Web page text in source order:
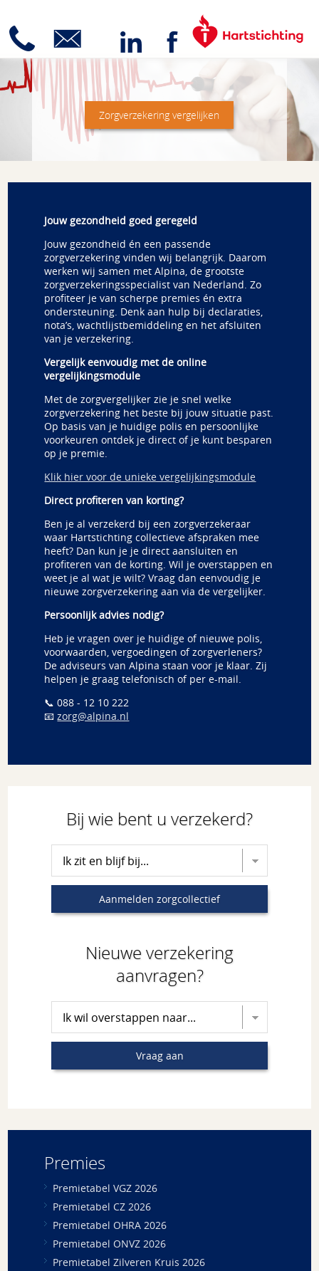
Zorgverzekering vergelijken
Jouw gezondheid goed geregeld
Jouw gezondheid én een passende
zorgverzekering vinden wij belangrijk. Daarom
werken wij samen met Alpina, de grootste
zorgverzekeringsspecialist van Nederland. Zo
profiteer je van scherpe premies én extra
ondersteuning. Denk aan hulp bij declaraties,
nota’s, wachtlijstbemiddeling en het afsluiten
van je verzekering.
Vergelijk eenvoudig met de online
vergelijkingsmodule
Met de zorgvergelijker zie je snel welke
zorgverzekering het beste bij jouw situatie past.
Op basis van je huidige polis en persoonlijke
voorkeuren ontdek je direct of je kunt besparen
op je premie.
Klik hier voor de unieke vergelijkingsmodule
Direct profiteren van korting?
Ben je al verzekerd bij een zorgverzekeraar
waar Hartstichting collectieve afspraken mee
heeft? Dan kun je je direct aansluiten en
profiteren van de korting. Wil je overstappen en
weet je al wat je wilt? Vraag dan eenvoudig je
nieuwe zorgverzekering aan via de vergelijker.
Persoonlijk advies nodig?
Heb je vragen over je huidige of nieuwe polis,
voorwaarden, vergoedingen of zorgverleners?
De adviseurs van Alpina staan voor je klaar. Zij
helpen je graag telefonisch of per e-mail.
📞 088 - 12 10 222
📧zorg@alpina.nl
Bij wie bent u verzekerd?
Kies collectief voor aanmelden zorgcollectief
Aanmelden zorgcollectief
Nieuwe verzekering
aanvragen?
Kies verzekering voor aanvraag
Vraag aan
Premies
Premietabel VGZ 2026
Premietabel CZ 2026
Premietabel OHRA 2026
Premietabel ONVZ 2026
Premietabel Zilveren Kruis 2026